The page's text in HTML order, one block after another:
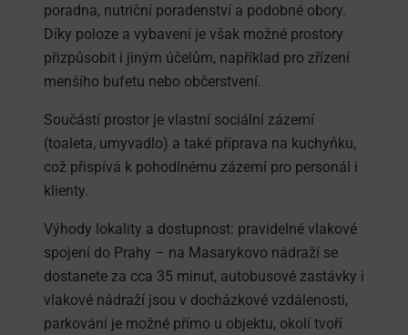
poradna, nutriční poradenství a podobné obory.
Díky poloze a vybavení je však možné prostory
přizpůsobit i jiným účelům, například pro zřízení
menšího bufetu nebo občerstvení.
Součástí prostor je vlastní sociální zázemí
(toaleta, umyvadlo) a také příprava na kuchyňku,
což přispívá k pohodlnému zázemí pro personál i
klienty.
Výhody lokality a dostupnost: pravidelné vlakové
spojení do Prahy – na Masarykovo nádraží se
dostanete za cca 35 minut, autobusové zastávky i
vlakové nádraží jsou v docházkové vzdálenosti,
parkování je možné přímo u objektu, okolí tvoří